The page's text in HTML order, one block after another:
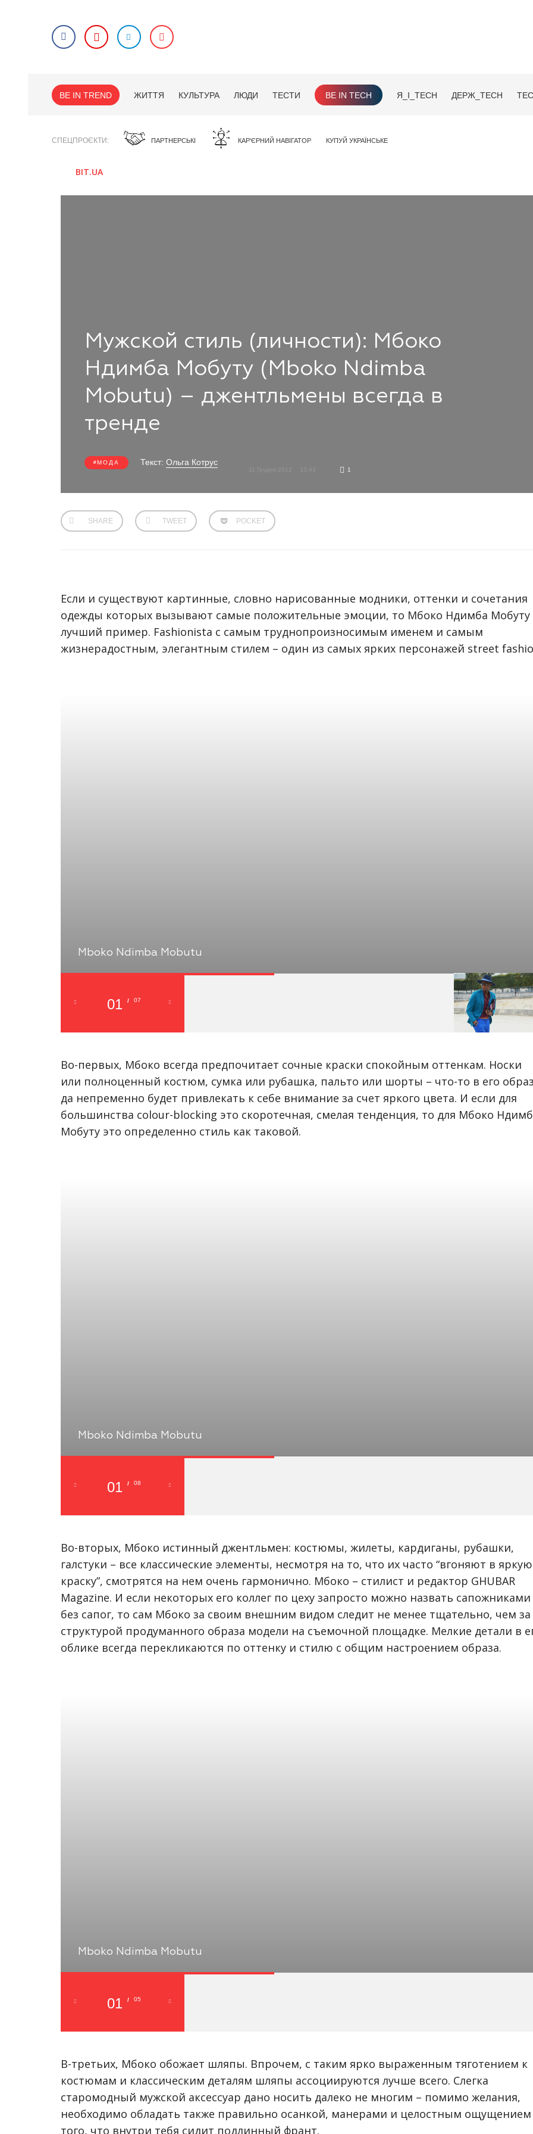
BE IN TREND ЖИТТЯ КУЛЬТУРА ЛЮДИ ТЕСТИ BE IN TECH Я_І_TECH ДЕРЖ_TECH
СПЕЦПРОЄКТИ ПАРТНЕРСЬКІ КАР'ЄРНИЙ НАВІГАТОР КУПУЙ УКРАЇНСЬКЕ
BIT.UA
Мужской стиль (личности): Мбоко
Ндимба Мобуту (Mboko Ndimba
Mobutu) – джентльмены всегда в
тренде
МОДА Текст: Ольга Котрус
11 Грудня 2012 1
SHARE TWEET POCKET
Если и существуют картинные, словно нарисованные модники, оттенки и сочетания
одежды которых вызывают самые положительные эмоции, то Мбоко Ндимба Мобуту
лучший пример. Fashionista с самым труднопроизносимым именем и самым
жизнерадостным, элегантным стилем – один из самых ярких персонажей street
Mboko Ndimba Mobutu
01 / 07
Во-первых, Мбоко всегда предпочитает сочные краски спокойным оттенкам. Носки
или полноценный костюм, сумка или рубашка, пальто или шорты – что-то в его
да непременно будет привлекать к себе внимание за счет яркого цвета. И если для
большинства colour-blocking это скоротечная, смелая тенденция, то для Мбоко
Мобуту это определенно стиль как таковой.
Mboko Ndimba Mobutu
01 / 08
Во-вторых, Мбоко истинный джентльмен: костюмы, жилеты, кардиганы, рубашки,
галстуки – все классические элементы, несмотря на то, что их часто “вгоняют в яркую
краску”, смотрятся на нем очень гармонично. Мбоко – стилист и редактор GHUBAR
Magazine. И если некоторых его коллег по цеху запросто можно назвать сапожниками
без сапог, то сам Мбоко за своим внешним видом следит не менее тщательно, чем за
структурой продуманного образа модели на съемочной площадке. Мелкие детали в
облике всегда перекликаются по оттенку и стилю с общим настроением образа.
Mboko Ndimba Mobutu
01 / 05
В-третьих, Мбоко обожает шляпы. Впрочем, с таким ярко выраженным тяготением к
костюмам и классическим деталям шляпы ассоциируются лучше всего. Слегка
старомодный мужской аксессуар дано носить далеко не многим – помимо желания,
необходимо обладать также правильно осанкой, манерами и целостным ощущением
того, что внутри тебя сидит подлинный франт.